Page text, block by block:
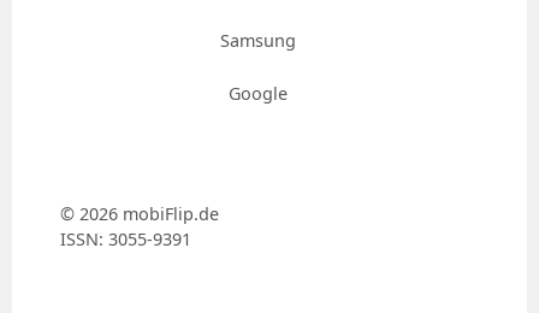
Samsung
Google
© 2026 mobiFlip.de
ISSN: 3055-9391